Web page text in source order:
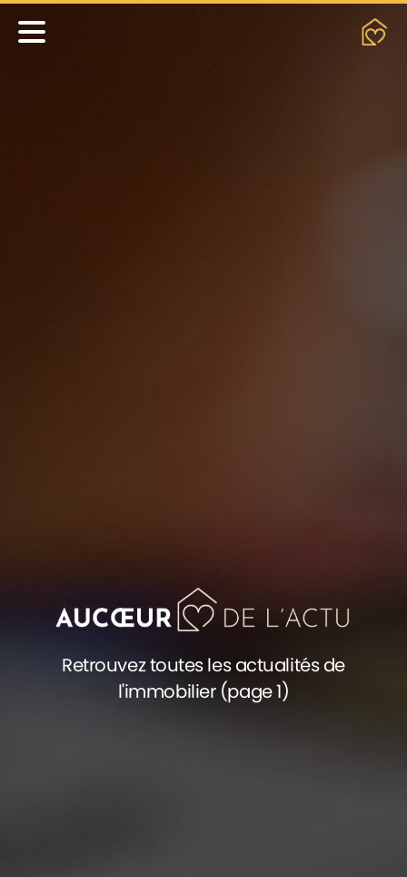
Retrouvez toutes les actualités de
l'immobilier (page 1)